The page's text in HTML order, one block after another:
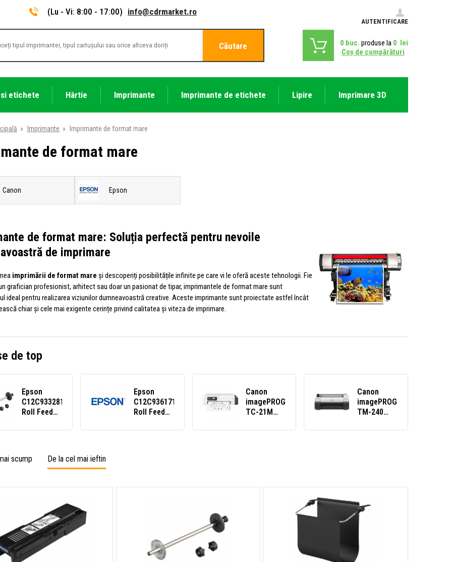
(Lu - Vi: 8:00 - 17:00) info@cdrmarket.ro
AUTENTIFICARE
Căutare 0 buc. produse la 0 lei
Coş de cumpărături
etichete Hârtie Imprimante Imprimante de etichete Lipire Imprimare 3D
» Imprimante » Imprimante de format mare
de format mare
Canon Epson
de format mare: Soluția perfectă pentru nevoile
de imprimare
imprimării de format mare și descoperiți posibilitățile infinite pe care vi le oferă aceste tehnologii. Fie
grafician profesionist, arhitect sau doar un pasionat de tipar, imprimantele de format mare sunt
ideal pentru realizarea viziunilor dumneavoastră creative. Aceste imprimante sunt proiectate astfel încât
chiar și cele mai exigente cerințe privind calitatea și viteza de imprimare.
de top
Epson
C12C933281
Roll Feed
(24")
Epson
C12C936171
Roll Feed
(Tx700_Px500
Canon
imagePROGRAF
TC-21M
velkoformátová
Canon
imagePROGRAF
TM-240
inkoustová
scump De la cel mai ieftin